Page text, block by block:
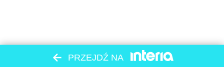
PRZEJDŹ NA